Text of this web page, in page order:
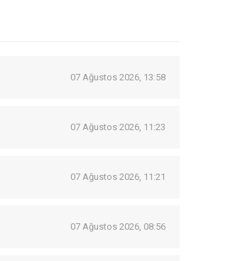
07 Ağustos 2026, 13:58
07 Ağustos 2026, 11:23
07 Ağustos 2026, 11:21
07 Ağustos 2026, 08:56